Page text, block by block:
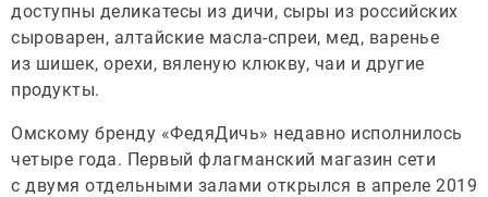
доступны деликатесы из дичи, сыры из российских
сыроварен, алтайские масла-спреи, мед, варенье
из шишек, орехи, вяленую клюкву, чаи и другие
продукты.
Омскому бренду «ФедяДичь» недавно исполнилось
четыре года. Первый флагманский магазин сети
с двумя отдельными залами открылся в апреле 2019